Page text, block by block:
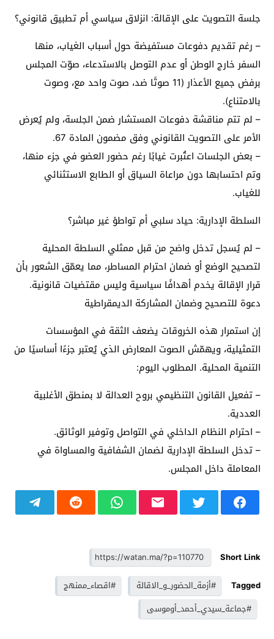
جلسة التصويت على الإقالة: انزلاق سياسي أم تطبيق قانوني؟
– رغم تقديم دفوعات مستفيضة حول أسباب الغياب، منها
السفر خارج الوطن أو عدم التوصل بالاستدعاء، صوّت المجلس
برفض جميع الأعذار (11 صوتًا ضد، صوت واحد مع، وصوت
بالامتناع).
– لم تتم مناقشة دفوعات المستشار ضمن الجلسة، ولم يُعرض
الأمر على التصويت القانوني وفق مضمون المادة 67.
– بعض الجلسات اعتُبرت غيابًا رغم حضور العضو في جزء منها،
وتم احتسابها دون مراعاة السياق أو الطابع الاستثنائي
للغياب.
السلطة الإدارية: حياد سلبي أم تواطؤ غير مباشر؟
– لم يُسجل تدخل واضح من قبل ممثلي السلطة المحلية
لتصحيح الوضع أو ضمان احترام المساطر، مما يعمّق الشعور بأن
قرار الإقالة يخدم أهدافًا سياسية وليس مقتضيات قانونية.
دعوة للتصحيح وضمان المشاركة الديمقراطية
إن استمرار هذه الخروقات يضعف الثقة في المؤسسات
التمثيلية، ويهمّش الصوت المعارض الذي يُعتبر جزءًا أساسيًا من
التنمية المحلية. المطلوب اليوم:
– تفعيل القانون التنظيمي بروح العدالة لا بمنطق الأغلبية
العددية.
– احترام النظام الداخلي في التواصل وتوفير الوثائق.
– تدخل السلطة الإدارية لضمان الشفافية والمساواة في
المعاملة داخل المجلس.
Short Link
Tagged
#أزمة_الحضور_و_الاقالة
#اقصاء_ممنهج
#جماعة_سيدي_أحمد_أوموسى